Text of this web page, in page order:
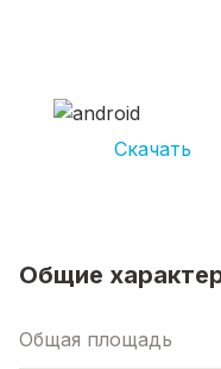
Скачать
Общие
Общая площадь